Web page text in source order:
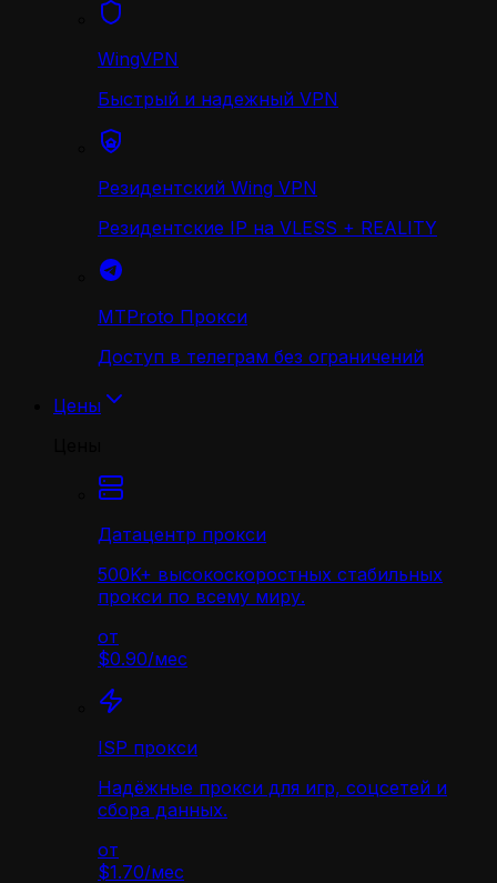
WingVPN
Быстрый и надежный VPN
Резидентский Wing VPN
Резидентские IP на VLESS + REALITY
MTProto Прокси
Доступ в телеграм без ограничений
Цены
Датацентр прокси
500K+ высокоскоростных стабильных
прокси по всему миру.
от
$0.90/мес
ISP прокси
Надёжные прокси для игр, соцсетей и
сбора данных.
от
$1.70/мес